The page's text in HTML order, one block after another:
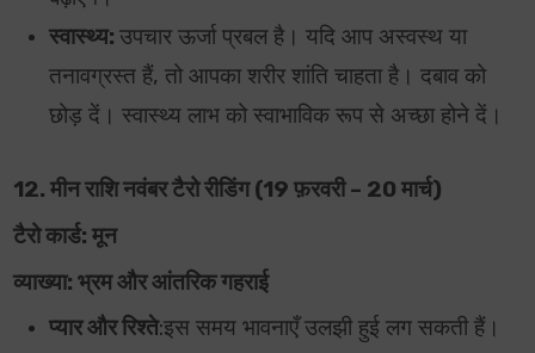
स्वास्थ्य:उपचार ऊर्जा प्रबल है। यदि आप अस्वस्थ या
तनावग्रस्त हैं, तो आपका शरीर शांति चाहता है। दबाव को
छोड़ दें। स्वास्थ्य लाभ को स्वाभाविक रूप से अच्छा होने दें।
12. मीन राशि नवंबर टैरो रीडिंग (19 फ़रवरी – 20 मार्च)
टैरो कार्ड: मून
व्याख्या: भ्रम और आंतरिक गहराई
प्यार और रिश्ते:इस समय भावनाएँ उलझी हुई लग सकती हैं।